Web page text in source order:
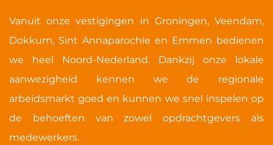
Vanuit onze vestigingen in Groningen, Veendam,
Dokkum, Sint Annaparochie en Emmen bedienen
we heel Noord-Nederland. Dankzij onze lokale
aanwezigheid kennen we de regionale
arbeidsmarkt goed en kunnen we snel inspelen op
de behoeften van zowel opdrachtgevers als
medewerkers.